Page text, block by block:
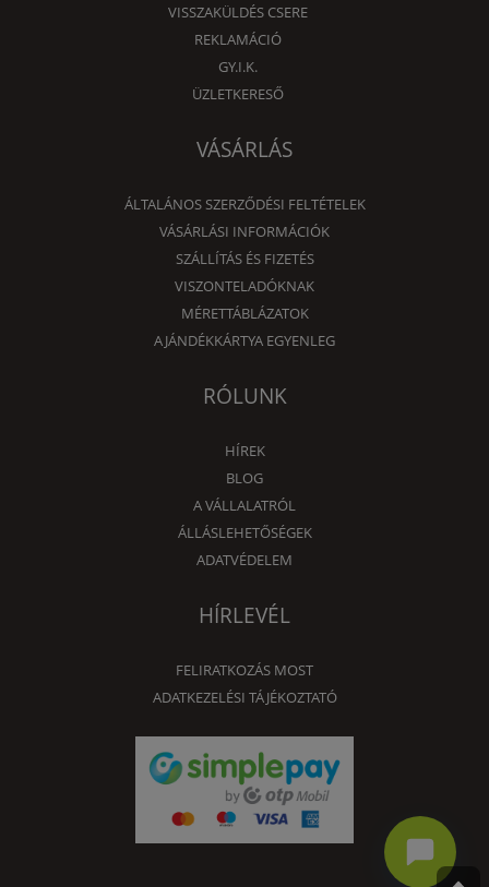
VISSZAKÜLDÉS CSERE
REKLAMÁCIÓ
GY.I.K.
ÜZLETKERESŐ
VÁSÁRLÁS
ÁLTALÁNOS SZERZŐDÉSI FELTÉTELEK
VÁSÁRLÁSI INFORMÁCIÓK
SZÁLLÍTÁS ÉS FIZETÉS
VISZONTELADÓKNAK
MÉRETTÁBLÁZATOK
AJÁNDÉKKÁRTYA EGYENLEG
RÓLUNK
HÍREK
BLOG
A VÁLLALATRÓL
ÁLLÁSLEHETŐSÉGEK
ADATVÉDELEM
HÍRLEVÉL
FELIRATKOZÁS MOST
ADATKEZELÉSI TÁJÉKOZTATÓ